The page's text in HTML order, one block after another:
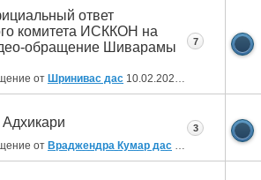
ответ
комитета ИСККОН на
обращение Шиварамы
от Шринивас дас 10.02.2022 14:25
7
от Враджендра Кумар дас 04:23
3